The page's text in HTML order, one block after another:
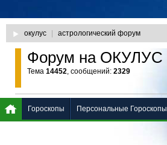
окулус астрологический форум
Форум на ОКУЛУС
Тема 14452, сообщений: 2329
Гороскопы Персональные Гороскопы